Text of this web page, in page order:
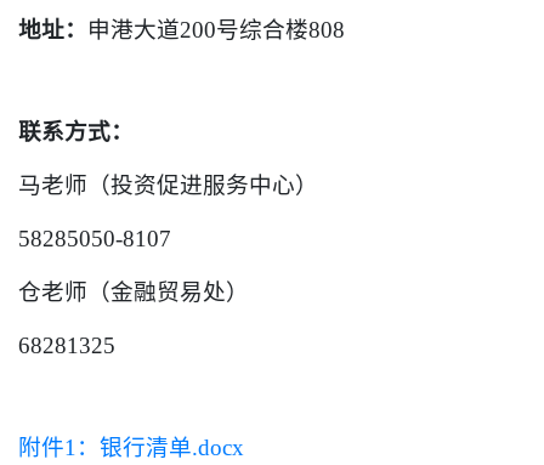
地址： 申港大道200号综合楼808
联系方式：
马老师（投资促进服务中心）
58285050-8107
仓老师（金融贸易处）
68281325
附件1：银行清单.docx